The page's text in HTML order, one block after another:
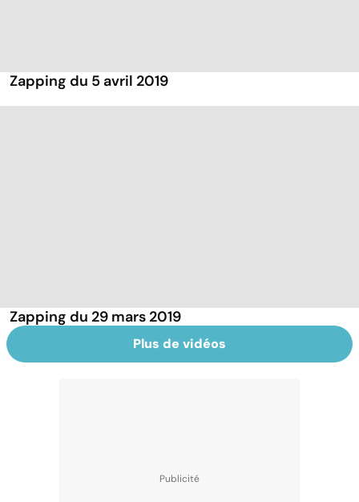
Zapping du 5 avril 2019
Zapping du 29 mars 2019
Plus de vidéos